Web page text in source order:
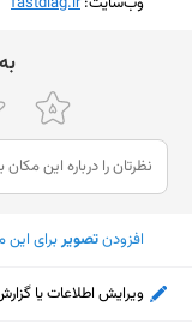
پنجشنبه
جمعه
شنبه
افزودنتصویربرای این
ویرایش اطلاعات یا